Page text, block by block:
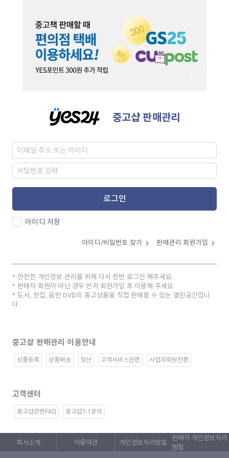
중고샵 판매관리
로그인
아이디 저장
아이디/비밀번호 찾기 판매관리 회원가입
안전한 개인정보 관리를 위해 다시 한번 로그인 해주세요.
판매자 회원이 아닌 경우 먼저 회원가입 후 이용해 주세요.
도서, 전집, 음반 DVD의 중고상품을 직접 판매할 수 있는 열린공간입니
다.
중고샵 판매관리 이용안내
상품등록 상품배송 정산 고객서비스관련 사업자회원전환
고객센터
중고샵관련FAQ 중고샵1:1문의
회사소개 이용약관 개인정보처리방침
판매자 개인정보처리
방침